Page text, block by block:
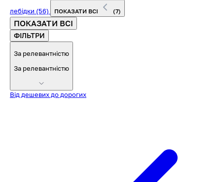
лебідки (56) ПОКАЗАТИ ВСІ (7)
ПОКАЗАТИ ВСІ
ФІЛЬТРИ
За релевантністю
За релевантністю
Від дешевих до дорогих